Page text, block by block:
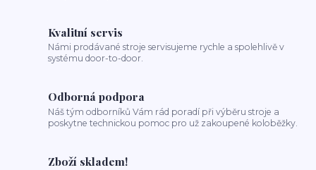
Kvalitní servis
Námi prodávané stroje servisujeme rychle a spolehlivě v
systému door-to-door.
Odborná podpora
Náš tým odborníků Vám rád poradí při výběru stroje a
poskytne technickou pomoc pro už zakoupené koloběžky.
Zboží skladem!